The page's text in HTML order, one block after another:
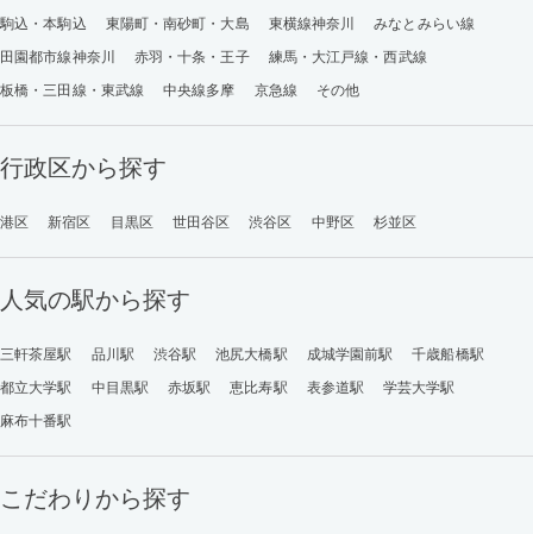
駒込・本駒込
東陽町・南砂町・大島 東横線神奈川
みなとみらい線
田園都市線神奈川
赤羽・十条・王子
練馬・大江戸線・西武線
板橋・三田線・東武線
中央線多摩 京急線 その他
行政区から探す
港区 新宿区 目黒区 世田谷区 渋谷区 中野区 杉並区
人気の駅から探す
三軒茶屋駅 品川駅 渋谷駅 池尻大橋駅 成城学園前駅
千歳船橋駅
都立大学駅
中目黒駅 赤坂駅 恵比寿駅 表参道駅
学芸大学駅
麻布十番駅
こだわりから探す